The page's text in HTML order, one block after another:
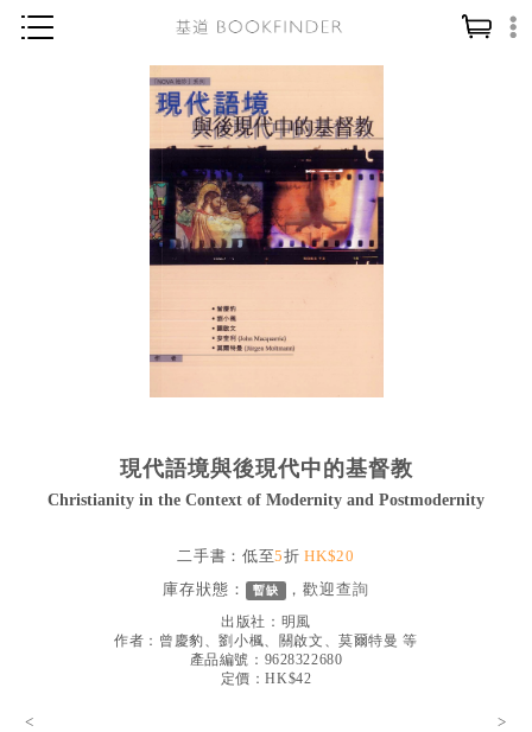
神學／教義
信仰入門
教會歷史
社會／倫理
哲學／宗教比較
見證／傳記
文藝／勵志
童書
現代語境與後現代中的基督教
Christianity in the Context of Modernity and Postmodernity
二手書：低至5折HK$20
庫存狀態： 暫缺 ，歡迎查詢
出版社： 明風
作者： 曾慶豹、劉小楓、關啟文、莫爾特曼 等
產品編號：9628322680
定價：HK$42
< >